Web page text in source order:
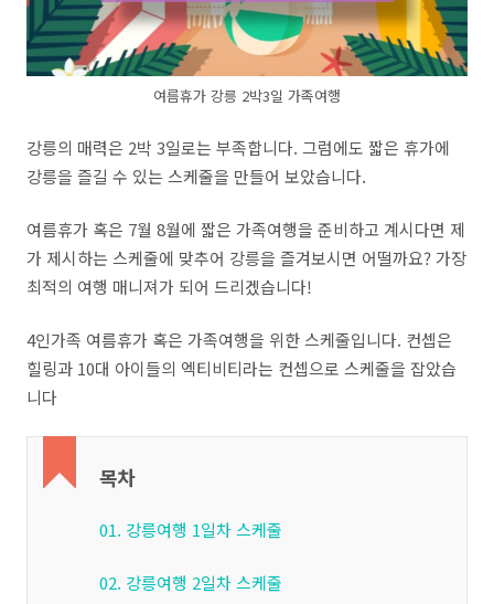
여름휴가 강릉 2박3일 가족여행
강릉의 매력은 2박 3일로는 부족합니다. 그럼에도 짧은 휴가에
강릉을 즐길 수 있는 스케줄을 만들어 보았습니다.
여름휴가 혹은 7월 8월에 짧은 가족여행을 준비하고 계시다면 제
가 제시하는 스케줄에 맞추어 강릉을 즐겨보시면 어떨까요? 가장
최적의 여행 매니져가 되어 드리겠습니다!
4인가족 여름휴가 혹은 가족여행을 위한 스케줄입니다. 컨셉은
힐링과 10대 아이들의 엑티비티라는 컨셉으로 스케줄을 잡았습
니다
목차
01. 강릉여행 1일차 스케줄
02. 강릉여행 2일차 스케줄